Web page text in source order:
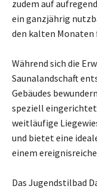
zudem auf
ein ganzjährig
den kalten Monaten
Während sich die
Saunalandschaft
Gebäudes
speziell
weitläufige
und bietet eine
einem
Das Jugendstilbad